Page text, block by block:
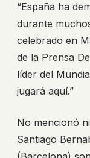
“España ha
durante
celebrado en
de la Prensa
líder del
jugará aquí.”
No mencionó
Santiago